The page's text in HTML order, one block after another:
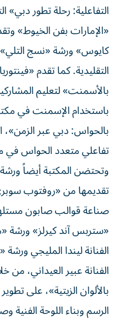
التفاعلية: رحلة تطور
كايوس» ورشة «نسج
التقليدية. كما تقدم
بالأسمنت» لتعليم
باستخدام الإسمنت في
بالحواس: دبي عبر
تفاعلي متعدد الحواس في
وتحتضن المكتبة أيضاً
تقديمها من «روفتوب
صناعة قوالب صابون
«ستربس آند كيرلز» ورشة
الفنانة ليندا المليجي
الفنانة عبير العيداني،
بالألوان الزيتية»، على
الرسم وبناء اللوحة الفنية